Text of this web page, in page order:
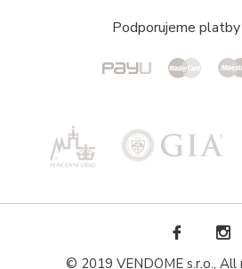
Podporujeme
© 2019 VENDOME s.r.o.,